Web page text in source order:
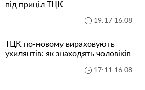
під приціл ТЦК
19:17 16.08
ТЦК по-новому вираховують
ухилянтів: як знаходять чоловіків
17:11 16.08